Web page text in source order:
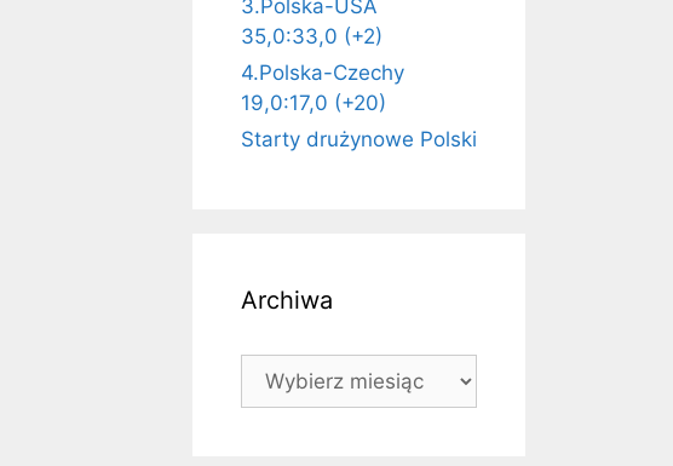
3.Polska-USA
35,0:33,0 (+2)
4.Polska-Czechy
19,0:17,0 (+20)
Starty drużynowe Polski
Archiwa
Archiwa